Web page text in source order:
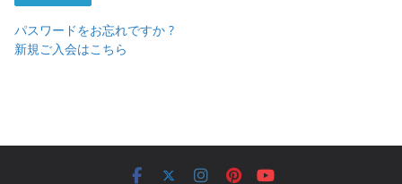
パスワードをお忘れですか ?
新規ご入会はこちら